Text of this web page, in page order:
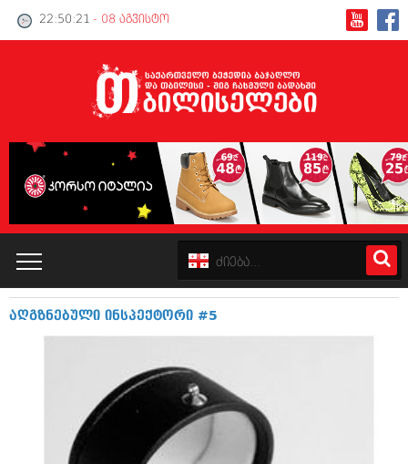
22:50:21 - 08 აგვისტო
კატალოგი
ინტერვიუები
ამბები
აღგზნებული ინსპექტორი #5